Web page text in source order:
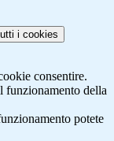
i cookies
consentire.
funzionamento della
potete